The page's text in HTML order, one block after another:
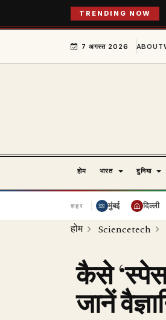
TRENDING NOW
7 अगस्त 2026 ABOUT
होम भारत दुनिया
शहर मुंबई दिल्ली
होम Sciencetech
कैसे ‘स्पेस
जानें